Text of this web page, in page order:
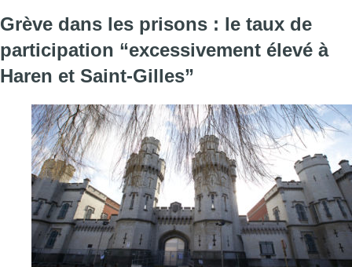
Grève dans les prisons : le taux de
participation “excessivement élevé à
Haren et Saint-Gilles”